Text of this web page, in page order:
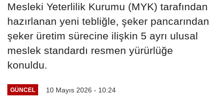
Mesleki Yeterlilik Kurumu (MYK) tarafından
hazırlanan yeni tebliğle, şeker pancarından
şeker üretim sürecine ilişkin 5 ayrı ulusal
meslek standardı resmen yürürlüğe
konuldu.
GÜNCEL 10 Mayıs 2026 - 10:24